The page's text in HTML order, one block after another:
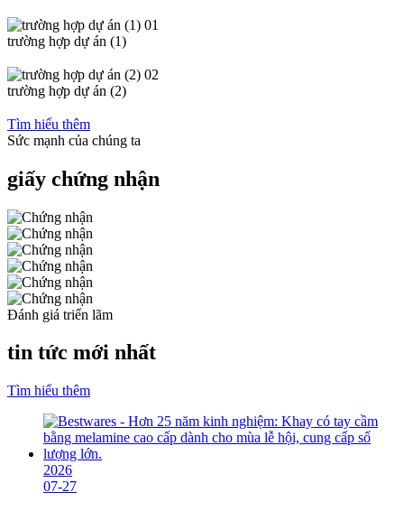
01
trường hợp dự án (1)
02
trường hợp dự án (2)
Tìm hiểu thêm
Sức mạnh của chúng ta
giấy chứng nhận
Đánh giá triển lãm
tin tức mới nhất
Tìm hiểu thêm
2026
07-27